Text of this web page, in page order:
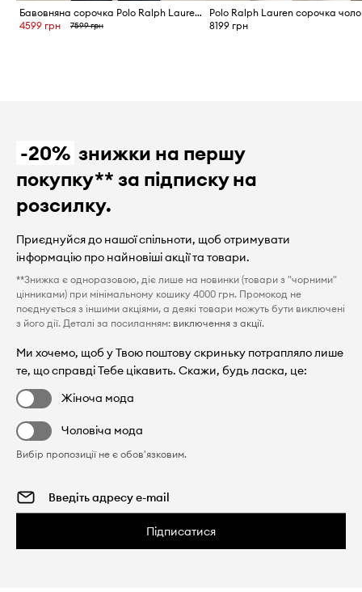
Бавовняна сорочка Polo Ralph Lauren
4599 грн
7599 грн 8199 грн
-20% знижки на першу
покупку** за підписку на
розсилку.
Приєднуйся до нашої спільноти, щоб отримувати
інформацію про найновіші акції та товари.
**Знижка є одноразовою, діє лише на новинки (товари з "чорними"
цінниками) при мінімальному кошику 4000 грн. Промокод не
поєднується з іншими акціями, а деякі товари можуть бути виключені
з його дії. Деталі за посиланням: виключення з акції.
Ми хочемо, щоб у Твою поштову скриньку потрапляло лише
те, що справді Тебе цікавить. Скажи, будь ласка, це:
Жіноча мода
Чоловіча мода
Вибір пропозиції не є обов'язковим.
Підписатися